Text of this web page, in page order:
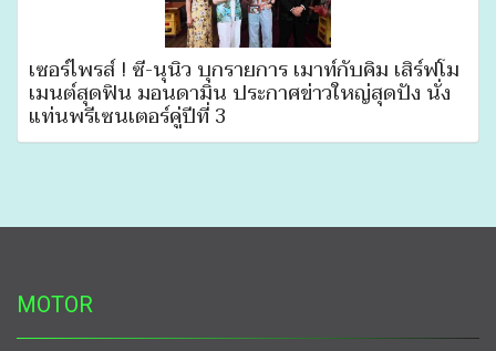
เซอร์ไพรส์ ! ซี-นุนิว บุกรายการ เมาท์กับคิ้ม เสิร์ฟโม
เมนต์สุดฟิน มอนดามิน ประกาศข่าวใหญ่สุดปัง นั่ง
แท่นพรีเซนเตอร์คู่ปีที่ 3
MOTOR